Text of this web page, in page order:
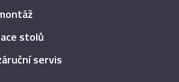
stolů
servis